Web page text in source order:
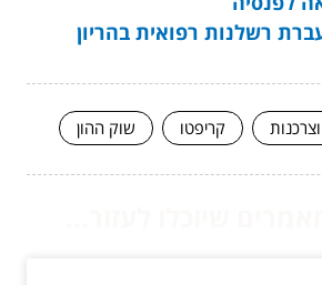
רשלנות רפואית בהריון
קריפטו שוק ההון